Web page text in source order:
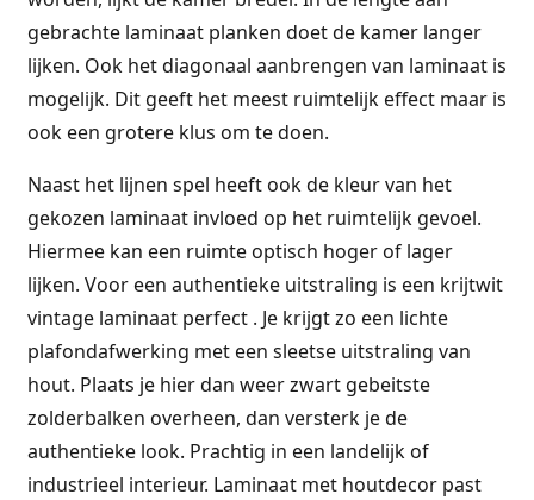
gebrachte laminaat planken doet de kamer langer
lijken. Ook het diagonaal aanbrengen van laminaat is
mogelijk. Dit geeft het meest ruimtelijk effect maar is
ook een grotere klus om te doen.
Naast het lijnen spel heeft ook de kleur van het
gekozen laminaat invloed op het ruimtelijk gevoel.
Hiermee kan een ruimte optisch hoger of lager
lijken. Voor een authentieke uitstraling is een krijtwit
vintage laminaat perfect . Je krijgt zo een lichte
plafondafwerking met een sleetse uitstraling van
hout. Plaats je hier dan weer zwart gebeitste
zolderbalken overheen, dan versterk je de
authentieke look. Prachtig in een landelijk of
industrieel interieur. Laminaat met houtdecor past